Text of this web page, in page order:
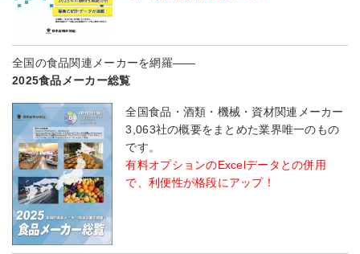
全国の食品関連メーカーを網羅――
2025食品メーカー総覧
全国食品・酒類・機械・資材関連メーカー
3,063社の概要をまとめた業界唯一のもの
です。
有料オプションのExcelデータとの併用
で、利便性が格段にアップ！